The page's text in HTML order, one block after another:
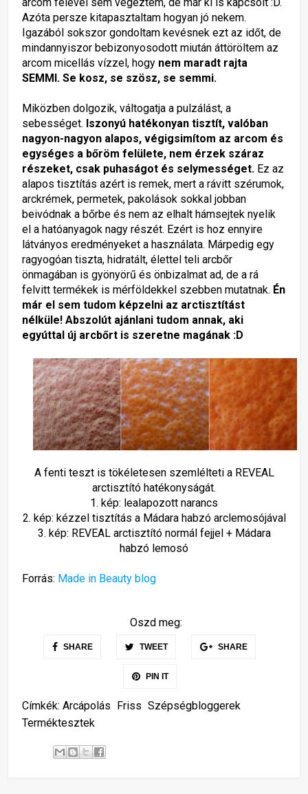
Azóta persze kitapasztaltam hogyan jó nekem.
Igazából sokszor gondoltam kevésnek ezt az időt, de
mindannyiszor bebizonyosodott miután áttöröltem az
arcom micellás vízzel, hogy nem maradt rajta
SEMMI. Se kosz, se szösz, se semmi.
Miközben dolgozik, váltogatja a pulzálást, a
sebességet. Iszonyú hatékonyan tisztít, valóban
nagyon-nagyon alapos, végigsimítom az arcom és
egységes a bőröm felülete, nem érzek száraz
részeket, csak puhaságot és selymességet. Ez az
alapos tisztítás azért is remek, mert a rávitt szérumok,
arckrémek, permetek, pakolások sokkal jobban
beivódnak a bőrbe és nem az elhalt hámsejtek nyelik
el a hatóanyagok nagy részét. Ezért is hoz ennyire
látványos eredményeket a használata. Márpedig egy
ragyogóan tiszta, hidratált, élettel teli arcbőr
önmagában is gyönyörű és önbizalmat ad, de a rá
felvitt termékek is mérföldekkel szebben mutatnak. Én
már el sem tudom képzelni az arctisztítást
nélküle! Abszolút ajánlani tudom annak, aki
egyúttal új arcbőrt is szeretne magának :D
A fenti teszt is tökéletesen szemlélteti a REVEAL
arctisztító hatékonyságát.
1. kép: lealapozott narancs
2. kép: kézzel tisztítás a Mádara habzó arclemosójával
3. kép: REVEAL arctisztító normál fejjel + Mádara
habzó lemosó
Forrás: Made in Beauty blog
Oszd meg:
SHARE TWEET SHARE
PIN IT
Címkék:Arcápolás Friss Szépségbloggerek
Terméktesztek